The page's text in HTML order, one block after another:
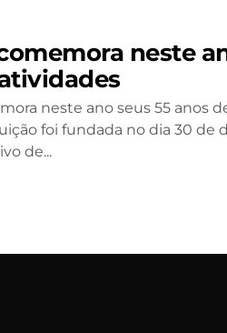
neste
neste ano seus 55 anos
foi fundada no dia 30 de
de...